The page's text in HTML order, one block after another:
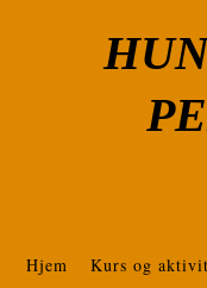
Hjem Kurs og